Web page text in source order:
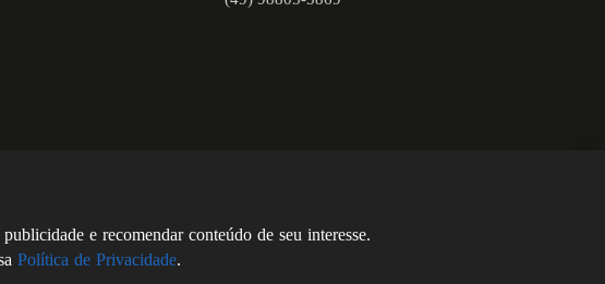
e recomendar conteúdo de seu interesse.
Política de Privacidade.